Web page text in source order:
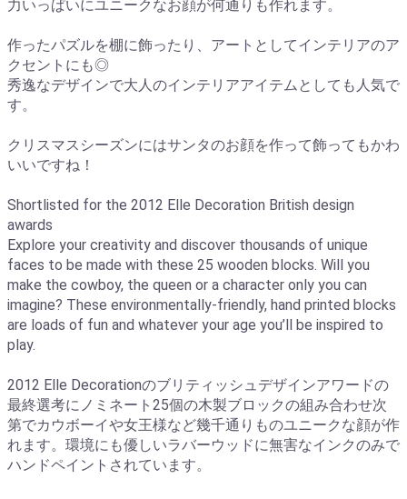
力いっぱいにユニークなお顔が何通りも作れます。
作ったパズルを棚に飾ったり、アートとしてインテリアのア
クセントにも◎
秀逸なデザインで大人のインテリアアイテムとしても人気で
す。
クリスマスシーズンにはサンタのお顔を作って飾ってもかわ
いいですね！
Shortlisted for the 2012 Elle Decoration British design
awards
Explore your creativity and discover thousands of unique
faces to be made with these 25 wooden blocks. Will you
make the cowboy, the queen or a character only you can
imagine? These environmentally-friendly, hand printed blocks
are loads of fun and whatever your age you’ll be inspired to
play.
2012 Elle Decorationのブリティッシュデザインアワードの
最終選考にノミネート25個の木製ブロックの組み合わせ次
第でカウボーイや女王様など幾千通りものユニークな顔が作
れます。環境にも優しいラバーウッドに無害なインクのみで
ハンドペイントされています。